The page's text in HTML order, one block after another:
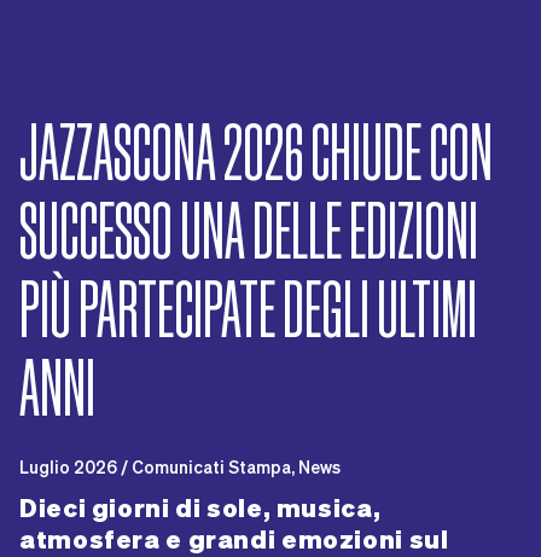
JAZZASCONA 2026 CHIUDE CON
SUCCESSO UNA DELLE EDIZIONI
PIÙ PARTECIPATE DEGLI ULTIMI
ANNI
Luglio 2026 / Comunicati Stampa, News
Dieci giorni di sole, musica,
atmosfera e grandi emozioni sul